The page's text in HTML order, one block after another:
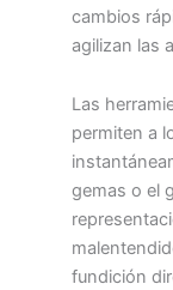
cambios
agilizan las
Las
permiten a
gemas o el
fundición